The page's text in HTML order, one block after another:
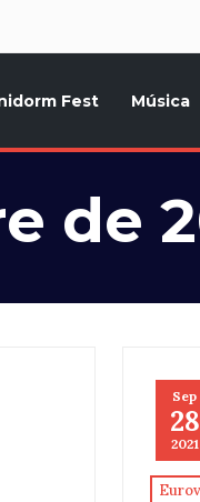
Fest Música
de
Sep
28
2021